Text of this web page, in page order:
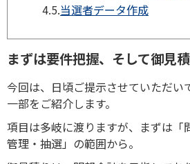
4.5.当選者データ作成
まずは要件把握、そして御見
今回は、日頃ご提示させていただい
一部をご紹介します。
項目は多岐に渡りますが、まずは「
管理・抽選」の範囲から。